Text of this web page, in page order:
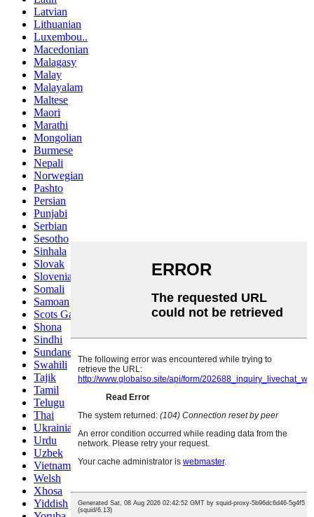
Latvian
Lithuanian
Luxembou..
Macedonian
Malagasy
Malay
Malayalam
Maltese
Maori
Marathi
Mongolian
Burmese
Nepali
Norwegian
Pashto
Persian
Punjabi
Serbian
Sesotho
Sinhala
Slovak
Slovenian
Somali
Samoan
Scots Gaelic
Shona
Sindhi
Sundanese
Swahili
Tajik
Tamil
Telugu
Thai
Ukrainian
Urdu
Uzbek
Vietnamese
Welsh
Xhosa
Yiddish